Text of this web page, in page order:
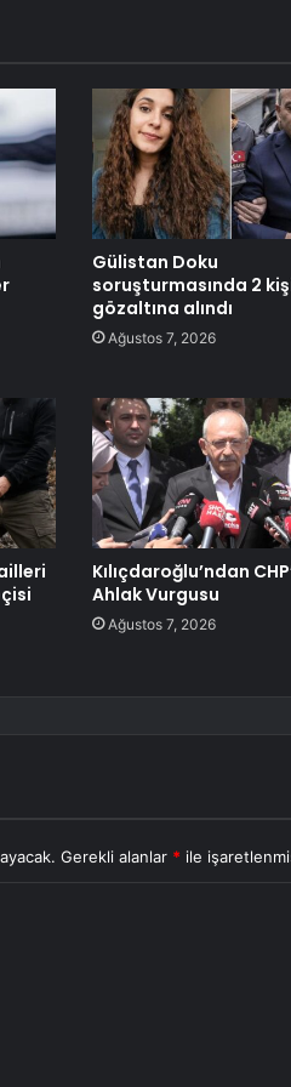
Gülistan Doku
soruşturmasında 2
gözaltına alındı
Ağustos 7, 2026
Kılıçdaroğlu’ndan
Ahlak Vurgusu
Ağustos 7, 2026
Gerekli alanlar * ile